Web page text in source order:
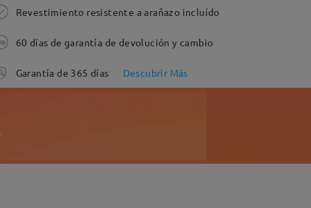
Revestimiento resistente a arañazo incluído
60 días de garantía de devolución y cambio
Garantía de 365 días Descubrir Más